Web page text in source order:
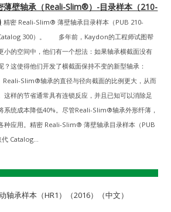
薄壁轴承（Reali-Slim®）-目录样本（210-
精密 Reali-Slim® 薄壁轴承目录样本（PUB 210-
300）。 多年前，Kaydon的工程师试图帮
小的空间中，他们有一个想法：如果轴承横截面没有
？这使得他们开发了横截面保持不变的新型轴承：
Slim®轴承的直径与径向截面的比例更大，从而
这样的节省通常具有连锁反应，并且已知可以消除足
系统成本降低40%。尽管Reali-Slim®轴承外形纤薄，
种应用。精密 Reali-Slim® 薄壁轴承目录样本（PUB
代 Catalog...
轴承样本（HR1）（2016）（中文）